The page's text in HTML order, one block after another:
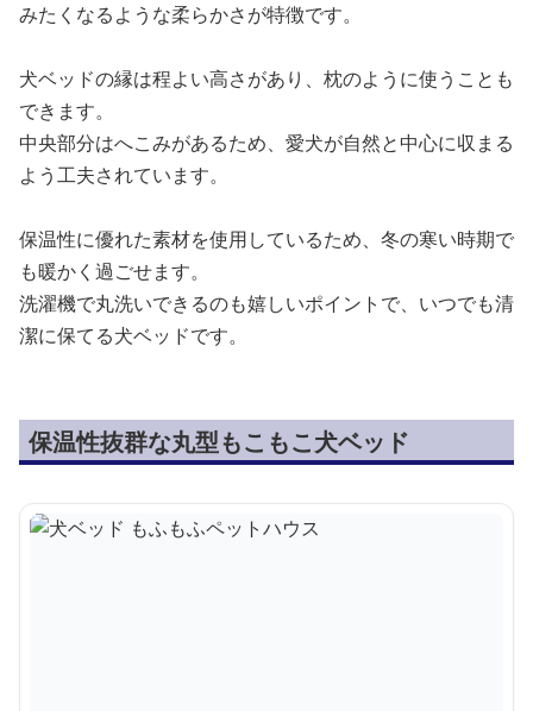
みたくなるような柔らかさが特徴です。
犬ベッドの縁は程よい高さがあり、枕のように使うことも
できます。
中央部分はへこみがあるため、愛犬が自然と中心に収まる
よう工夫されています。
保温性に優れた素材を使用しているため、冬の寒い時期で
も暖かく過ごせます。
洗濯機で丸洗いできるのも嬉しいポイントで、いつでも清
潔に保てる犬ベッドです。
保温性抜群な丸型もこもこ犬ベッド